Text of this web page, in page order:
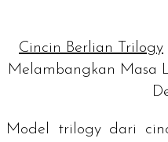
Cincin Berlian Trilogy
Melambangkan Masa
Model trilogy dari